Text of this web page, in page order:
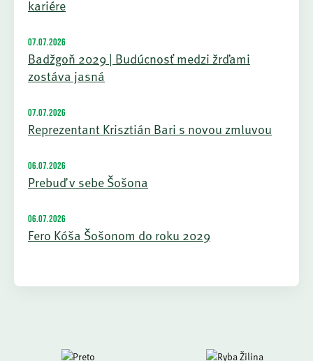
kariére
07.07.2026
Badžgoň 2029 | Budúcnosť medzi žrďami
zostáva jasná
07.07.2026
Reprezentant Krisztián Bari s novou zmluvou
06.07.2026
Prebuď v sebe Šošona
06.07.2026
Fero Kóša Šošonom do roku 2029